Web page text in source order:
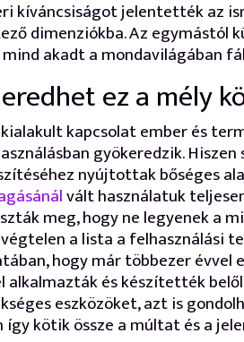
kíváncsiságot jelentették az
dimenziókba. Az egymástól
akadt a mondavilágában
ez a mély
kapcsolat ember és
gyökeredzik. Hiszen
nyújtottak bőséges
vált használatuk
meg, hogy ne legyenek a
a lista a felhasználási
hogy már többezer évvel
és készítették
eszközöket, azt is
így kötik össze a múltat és a